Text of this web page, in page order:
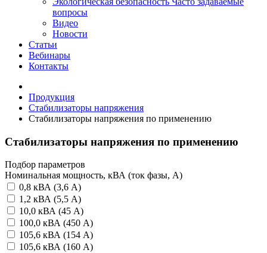
вопросы
Видео
Новости
Статьи
Вебинары
Контакты
Продукция
Стабилизаторы напряжения
Стабилизаторы напряжения по применению
Стабилизаторы напряжения по применению
Подбор параметров
Номинальная мощность, кВА (ток фазы, А)
0,8 кВА (3,6 А)
1,2 кВА (5,5 А)
10,0 кВА (45 А)
100,0 кВА (450 А)
105,6 кВА (154 А)
105,6 кВА (160 А)